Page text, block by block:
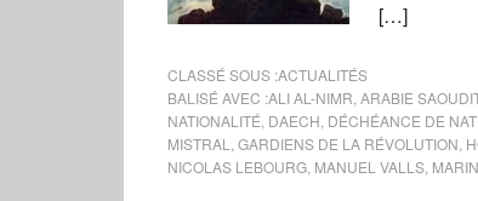
[…]
CLASSÉ SOUS :ACTUALITÉS
BALISÉ AVEC :ALI AL-NIMR ARABIE
NATIONALITÉ DAECH DÉCHÉANCE DE
MISTRAL
GARDIENS DE LA RÉVOLUTION
NICOLAS LEBOURG MANUEL VALLS